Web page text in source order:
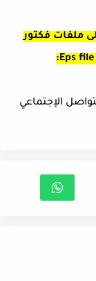
ملفات فكتور
الإجتماعي